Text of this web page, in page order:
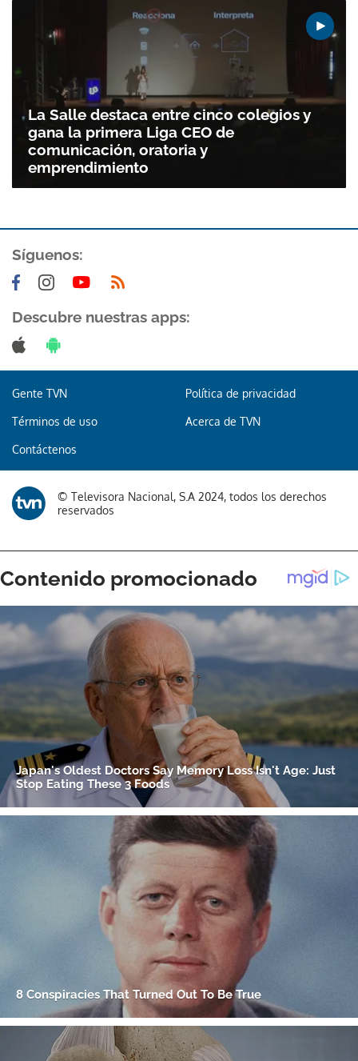
La Salle destaca entre cinco colegios y
gana la primera Liga CEO de
comunicación, oratoria y
emprendimiento
Síguenos:
Descubre nuestras apps:
Gente TVN Política de privacidad
Términos de uso Acerca de TVN
Contáctenos
© Televisora Nacional, S.A 2024, todos los derechos
reservados